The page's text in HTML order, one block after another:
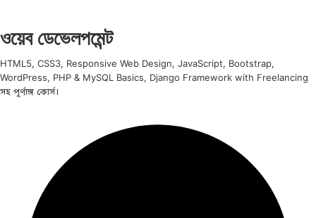
ওয়েব ডেভেলপমেন্ট
HTML5, CSS3, Responsive Web Design, JavaScript, Bootstrap,
WordPress, PHP & MySQL Basics, Django Framework with Freelancing
সহ পূর্ণাঙ্গ কোর্স।